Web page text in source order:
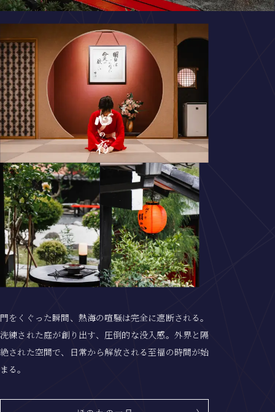
門をくぐった瞬間、熱海の喧騒は完全に遮断される。
洗練された庭が創り出す、圧倒的な没入感。 外界と隔
絶された空間で、日常から解放される至福の時間が始
まる。